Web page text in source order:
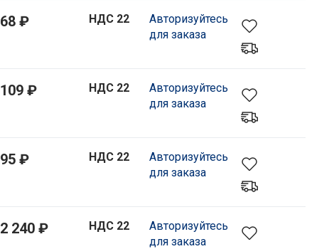
68 ₽ НДС 22
Авторизуйтесь
для заказа
109 ₽ НДС 22
Авторизуйтесь
для заказа
95 ₽ НДС 22
Авторизуйтесь
для заказа
2 240 ₽ НДС 22
Авторизуйтесь
для заказа